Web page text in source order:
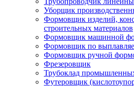
Уборщик
Формовщик изделий,
строительных материалов
Формовщик машинной
Формовщик по
Формовщик ручной
Фрезеровщик
Трубоклад
Футеровщик